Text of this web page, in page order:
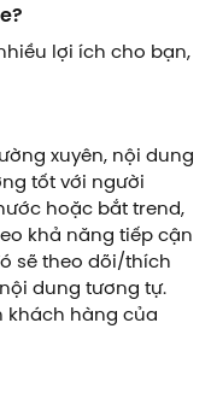
lợi ích cho bạn,
xuyên, nội dung
tốt với người
hoặc bắt trend,
khả năng tiếp cận
sẽ theo dõi/thích
dung tương tự.
khách hàng của